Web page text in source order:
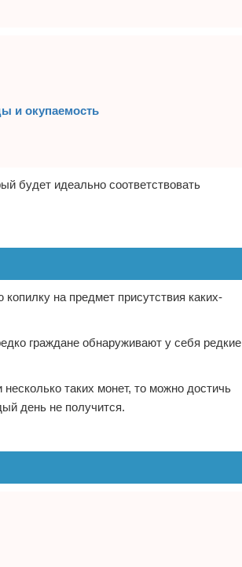
и окупаемость
будет идеально соответствовать
на предмет присутствия каких-
граждане обнаруживают у себя редкие
таких монет, то можно достичь
день не получится.